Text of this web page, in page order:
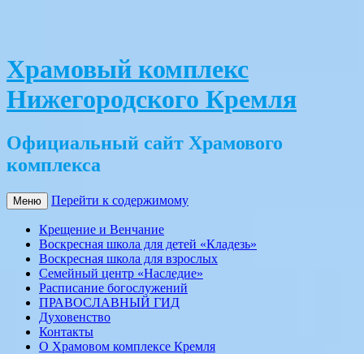
Храмовый комплекс
Нижегородского Кремля
Официальный сайт Храмового
комплекса
Меню Перейти к содержимому
Крещение и Венчание
Воскресная школа для детей «Кладезь»
Воскресная школа для взрослых
Семейный центр «Наследие»
Расписание богослужений
ПРАВОСЛАВНЫЙ ГИД
Духовенство
Контакты
О Храмовом комплексе Кремля